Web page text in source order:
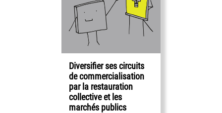
Diversifier ses circuits
de commercialisation
par la restauration
collective et les
marchés publics